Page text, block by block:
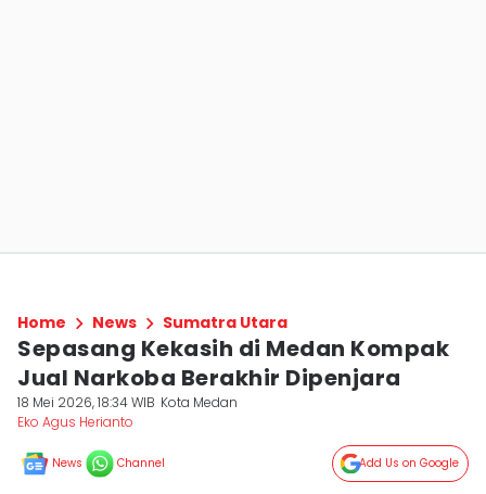
Home News Sumatra Utara
Sepasang Kekasih di Medan Kompak
Jual Narkoba Berakhir Dipenjara
18 Mei 2026, 18:34 WIB Kota Medan
Eko Agus Herianto
News Channel Add Us on Google